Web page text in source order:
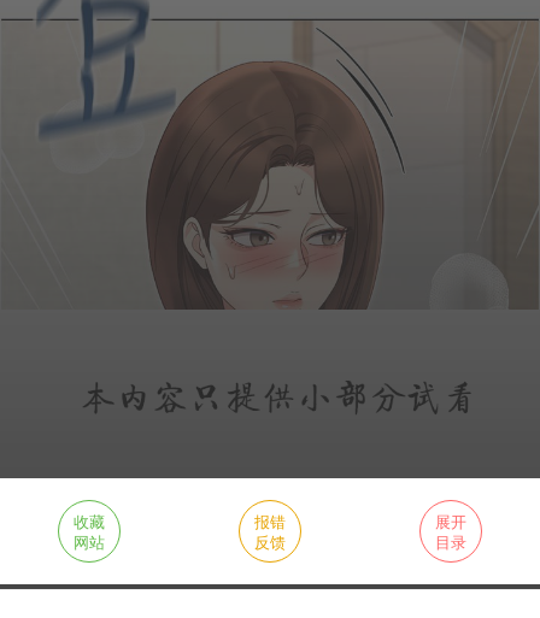
收藏
网站
报错
反馈
展开
目录